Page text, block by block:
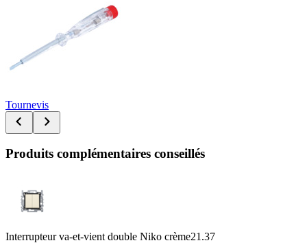
Tournevis
Produits complémentaires conseillés
Interrupteur va-et-vient double Niko crème21.37